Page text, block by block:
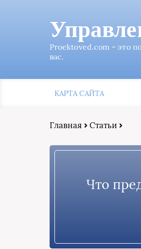
Proektoved.com – это
вас.
КАРТА САЙТА
Главная Статьи
Что